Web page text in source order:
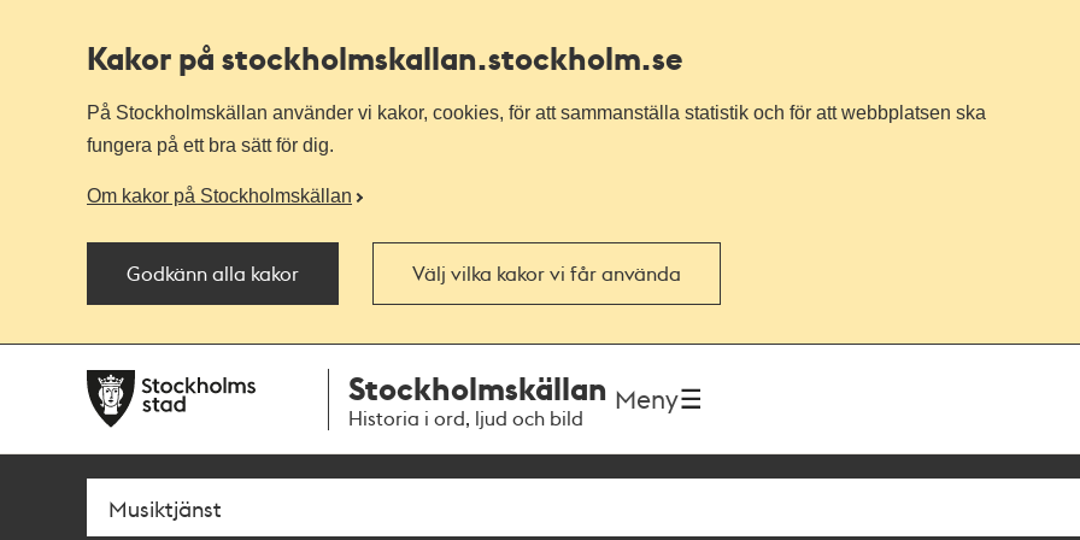
Kakor på stockholmskallan.stockholm.se
På Stockholmskällan använder vi kakor, cookies, för att sammanställa statistik och för att webbplatsen ska
fungera på ett bra sätt för dig.
Om kakor på Stockholmskällan
Godkänn alla kakor Välj vilka kakor vi får använda
navigationen
huvudinnehållet
Stockholmskällan
Historia i ord, ljud och bild
Meny
Sök